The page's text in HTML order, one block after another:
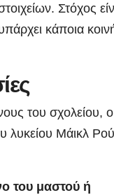
Στόχος
κάποια
του σχολείου, ο
λυκείου Μάικλ
του μαστού ή